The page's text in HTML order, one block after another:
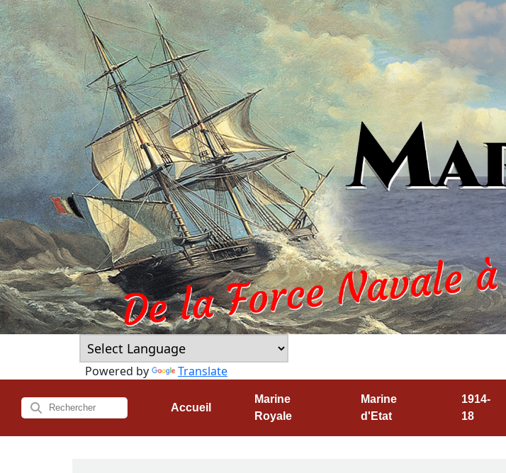
Powered by Translate
Accueil
Marine
Royale
Marine
d'Etat
1914-
18